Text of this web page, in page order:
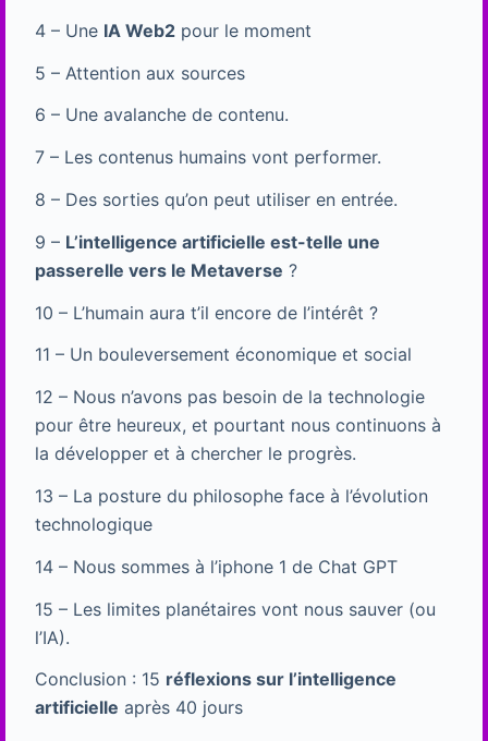
4 – Une IA Web2pour le moment
5 – Attention aux sources
6 – Une avalanche de contenu.
7 – Les contenus humains vont performer.
8 – Des sorties qu’on peut utiliser en entrée.
9 – L’intelligence artificielle est-telle une
passerelle vers le Metaverse ?
10 – L’humain aura t’il encore de l’intérêt ?
11 – Un bouleversement économique et social
12 – Nous n’avons pas besoin de la technologie
pour être heureux, et pourtant nous continuons à
la développer et à chercher le progrès.
13 – La posture du philosophe face à l’évolution
technologique
14 – Nous sommes à l’iphone 1 de Chat GPT
15 – Les limites planétaires vont nous sauver (ou
l’IA).
Conclusion : 15 réflexions sur l’intelligence
artificielle après 40 jours